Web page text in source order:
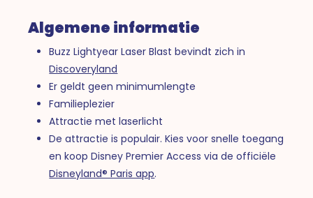
Algemene informatie
Buzz Lightyear Laser Blast bevindt zich in
Discoveryland
Er geldt geen minimumlengte
Familieplezier
Attractie met laserlicht
De attractie is populair. Kies voor snelle toegang
en koop Disney Premier Access via de officiële
Disneyland® Paris app.